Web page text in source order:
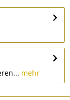
mehr